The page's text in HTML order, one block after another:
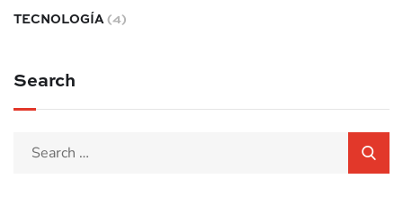
TECNOLOGÍA (4)
Search